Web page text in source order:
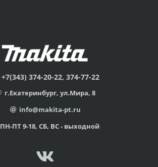
+7(343) 374-20-22, 374-77-22
г.Екатеринбург, ул.Мира, 8
info@makita-pt.ru
ПН-ПТ 9-18, СБ, ВС - выходной